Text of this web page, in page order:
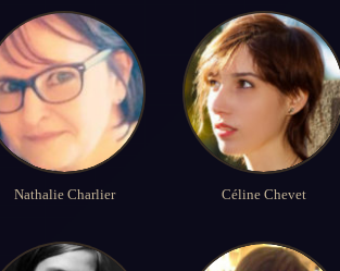
Nathalie Charlier Céline Chevet